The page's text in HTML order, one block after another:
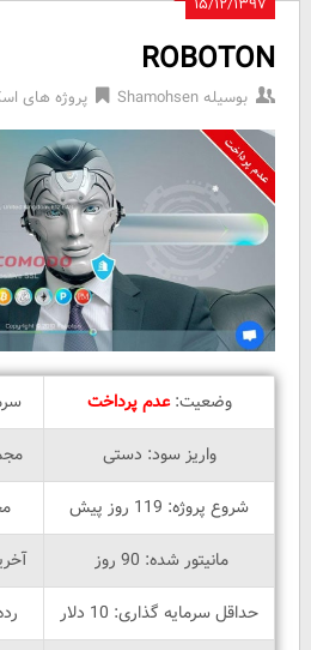
ROBOTON
بوسیلهShamohsen پروژه های
وضعیت:عدم پرداخت
واریز سود: دستی
شروع پروژه: 119 روز پیش
مانیتور شده: 90 روز
حداقل سرمایه گذاری: 10 دلار